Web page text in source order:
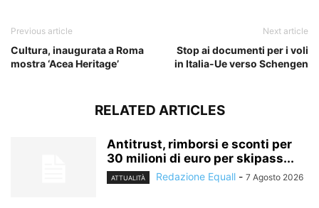
Previous article
Cultura, inaugurata a Roma
mostra ‘Acea Heritage’
Next article
Stop ai documenti per i voli
in Italia-Ue verso Schengen
RELATED ARTICLES
Antitrust, rimborsi e sconti per
30 milioni di euro per skipass...
ATTUALITÀ Redazione Equall - 7 Agosto 2026